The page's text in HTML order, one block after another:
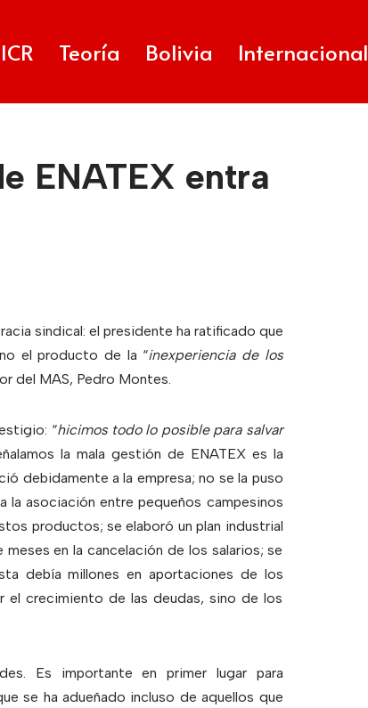
Teoría Bolivia Internacional
ENATEX entra
sindical: el presidente ha ratificado que
el producto de la “inexperiencia de los
del MAS, Pedro Montes.
“hicimos todo lo posible para salvar
la mala gestión de ENATEX es la
debidamente a la empresa; no se la puso
la asociación entre pequeños campesinos
productos; se elaboró un plan industrial
en la cancelación de los salarios; se
debía millones en aportaciones de los
el crecimiento de las deudas, sino de los
Es importante en primer lugar para
se ha adueñado incluso de aquellos que